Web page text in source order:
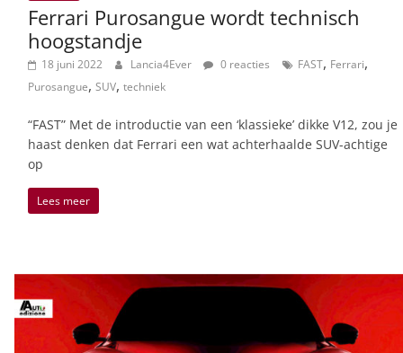
Ferrari Purosangue wordt technisch
hoogstandje
18 juni 2022 Lancia4Ever 0 reacties FAST, Ferrari,
Purosangue, SUV, techniek
“FAST” Met de introductie van een ‘klassieke’ dikke V12, zou je
haast denken dat Ferrari een wat achterhaalde SUV-achtige
op
Lees meer